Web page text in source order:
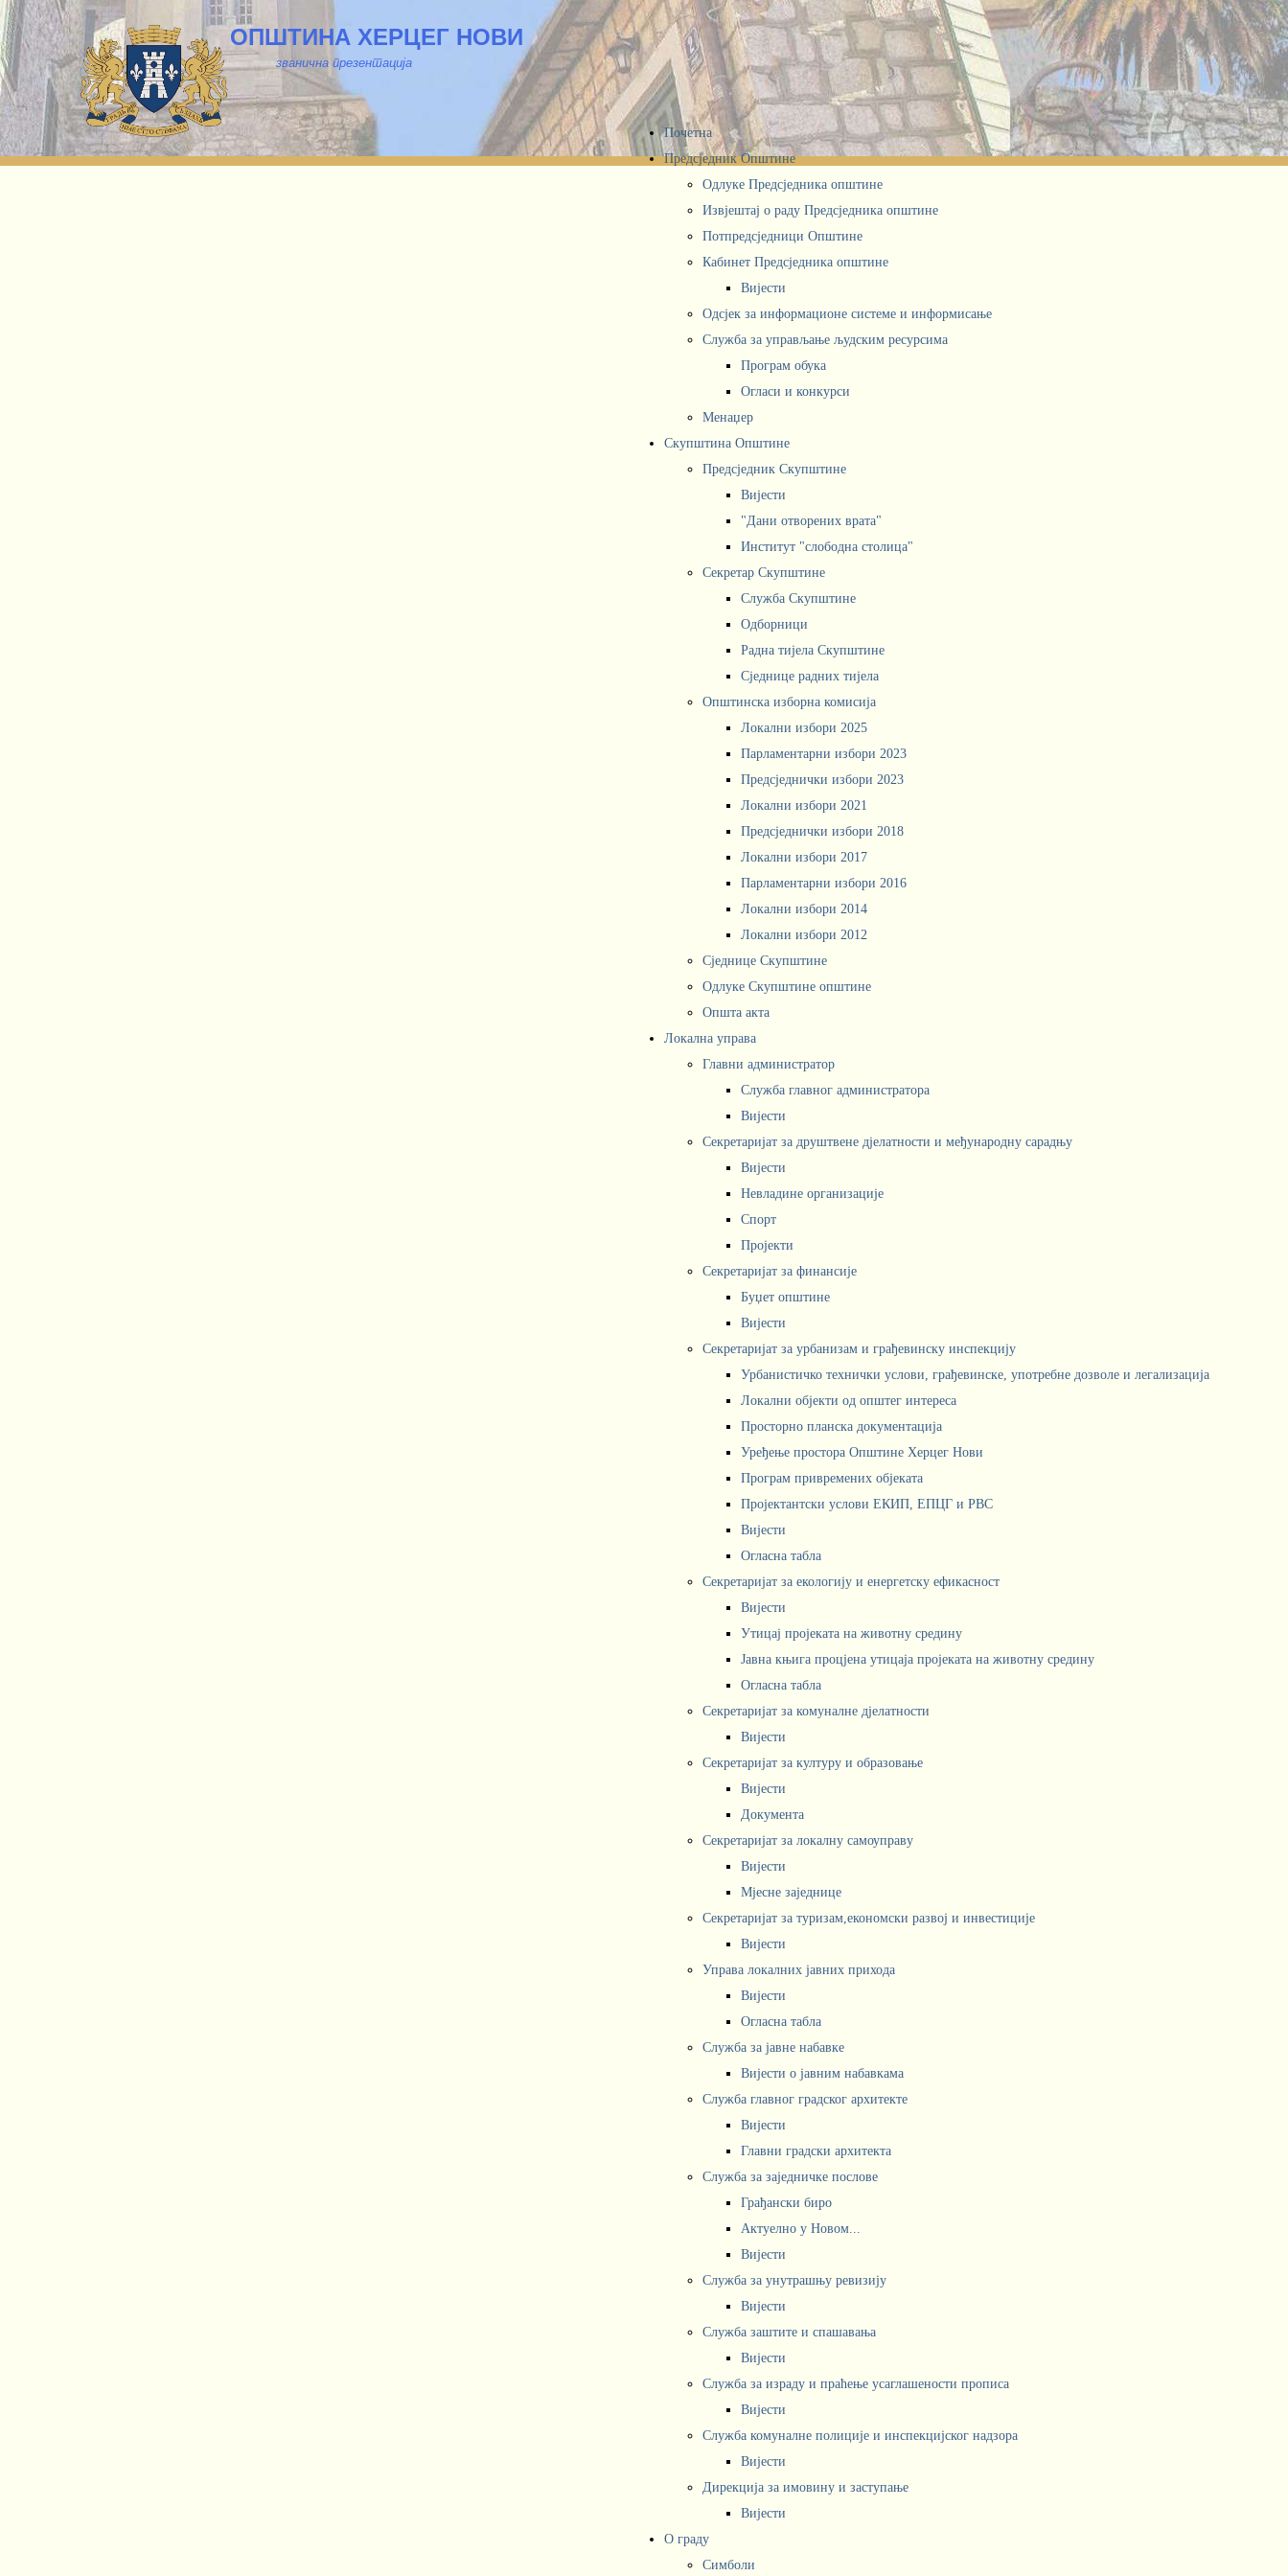
ОПШТИНА ХЕРЦЕГ НОВИ
званична презентација
Почетна
Предсједник Општине
Одлуке Предсједника општине
Извјештај о раду Предсједника општине
Потпредсједници Општине
Кабинет Предсједника oпштине
Вијести
Одсјек за информационе системе и информисање
Служба за управљање људским ресурсима
Програм обука
Огласи и конкурси
Менаџер
Скупштина Општине
Предсједник Скупштине
Вијести
"Дани отворених врата"
Институт "слободна столица"
Секретар Скупштине
Служба Скупштине
Одборници
Радна тијела Скупштине
Сједнице радних тијела
Општинска изборна комисија
Локални избори 2025
Парламентарни избори 2023
Предсједнички избори 2023
Локални избори 2021
Предсједнички избори 2018
Локални избори 2017
Парламентарни избори 2016
Локални избори 2014
Локални избори 2012
Сједнице Скупштине
Одлуке Скупштине општине
Општа акта
Локална управа
Главни администратор
Служба главног администратора
Вијести
Секретаријат за друштвене дјелатности и међународну сарадњу
Вијести
Невладине организације
Спорт
Пројекти
Секретаријат за финансије
Буџет општине
Вијести
Секретаријат за урбанизам и грађевинску инспекцију
Урбанистичко технички услови, грађевинске, употребне дозволе и легализација
Локални објекти од општег интереса
Просторно планска документација
Уређење простора Општине Херцег Нови
Програм привремених објеката
Пројектантски услови ЕКИП, ЕПЦГ и РВС
Вијести
Огласна табла
Секретаријат за екологију и енергетску ефикасност
Вијести
Утицај пројеката на животну средину
Јавна књига процјена утицаја пројеката на животну средину
Огласна табла
Секретаријат за комуналне дјелатности
Вијести
Секретаријат за културу и образовање
Вијести
Документа
Секретаријат за локалну самоуправу
Вијести
Мјесне заједнице
Секретаријат за туризам,економски развој и инвестиције
Вијести
Управа локалних јавних прихода
Вијести
Огласна табла
Служба за јавне набавке
Вијести о јавним набавкама
Служба главног градског архитекте
Вијести
Главни градски архитекта
Служба за заједничке послове
Грађански биро
Актуелно у Новом...
Вијести
Служба за унутрашњу ревизију
Вијести
Служба заштите и спашавања
Вијести
Служба за израду и праћење усаглашености прописа
Вијести
Служба комуналне полиције и инспекцијског надзора
Вијести
Дирекција за имовину и заступање
Вијести
О граду
Симболи